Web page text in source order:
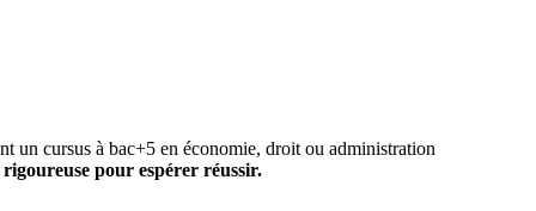
un cursus à bac+5 en économie, droit ou administration
pour espérer réussir.